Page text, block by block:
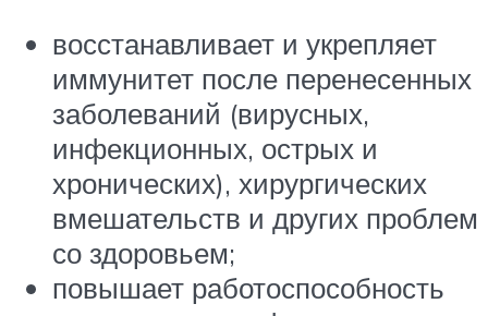
восстанавливает и укрепляет
иммунитет после перенесенных
заболеваний (вирусных,
инфекционных, острых и
хронических), хирургических
вмешательств и других проблем
со здоровьем;
повышает работоспособность